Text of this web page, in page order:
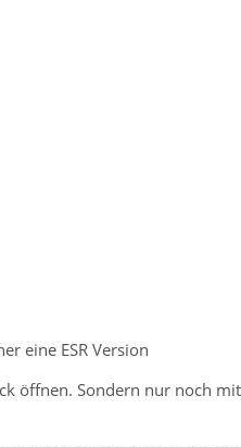
eine ESR Version
öffnen. Sondern nur noch